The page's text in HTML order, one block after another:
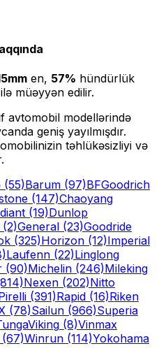
mm en, 57% hündürlük
müəyyən edilir.
avtomobil modellərində
geniş yayılmışdır.
təhlükəsizliyi və
(55)Barum (97)BFGoodrich
(147)Chaoyang
(19)Dunlop
(2)General (23)Goodride
(325)Horizon (12)Imperial
Laufenn (22)Linglong
(90)Michelin (246)Mileking
Nexen (202)Nitto
(391)Rapid (16)Riken
(78)Sailun (966)Superia
Viking (8)Vinmax
(67)Winrun (114)Yokohama